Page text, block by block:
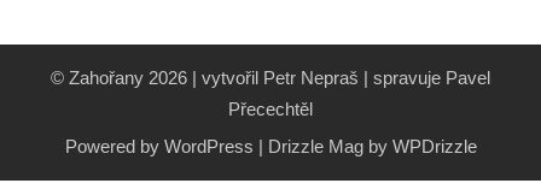
© Zahořany 2026 | vytvořil Petr Nepraš | spravuje Pavel
Přecechtěl
Powered by WordPress | Drizzle Mag by WPDrizzle